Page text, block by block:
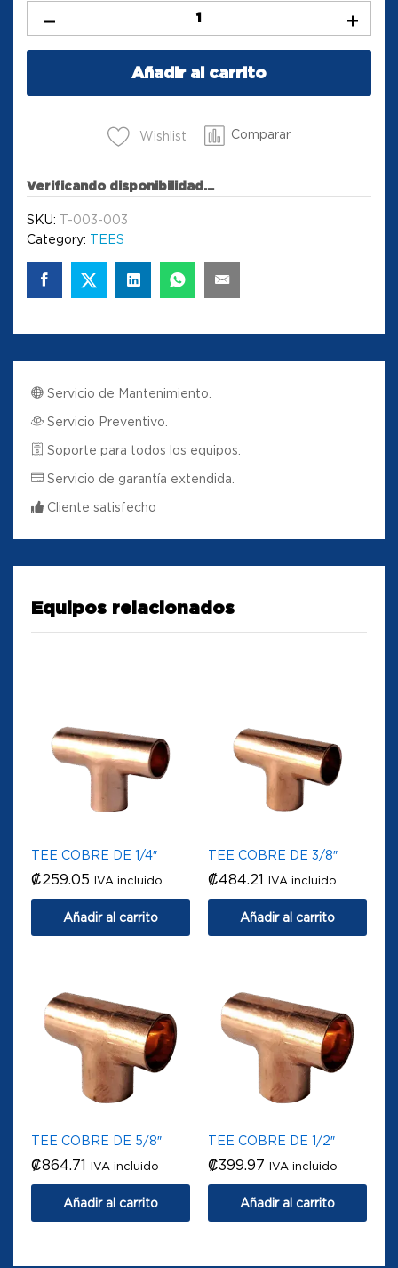
Añadir al carrito
Wishlist Comparar
Verificando disponibilidad...
SKU: T-003-003
Category: TEES
Servicio de Mantenimiento.
Servicio Preventivo.
Soporte para todos los equipos.
Servicio de garantía extendida.
Cliente satisfecho
Equipos relacionados
TEE COBRE DE 1/4″
₡259.05 IVA incluido
Añadir al carrito
TEE COBRE DE 3/8″
₡484.21 IVA incluido
Añadir al carrito
TEE COBRE DE 5/8″
₡864.71 IVA incluido
Añadir al carrito
TEE COBRE DE 1/2″
₡399.97 IVA incluido
Añadir al carrito